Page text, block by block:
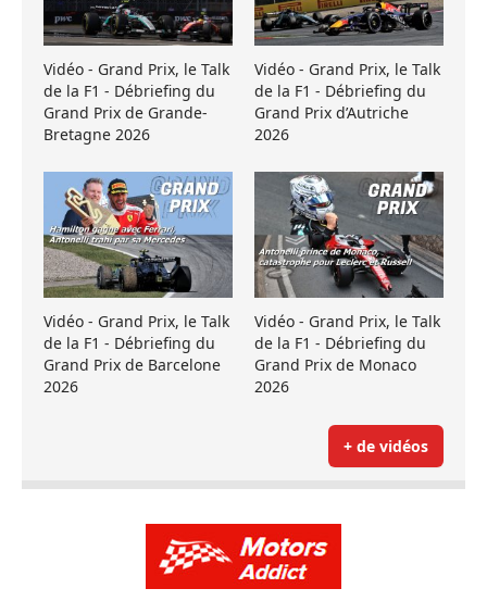
Vidéo - Grand Prix, le Talk
de la F1 - Débriefing du
Grand Prix de Grande-
Bretagne 2026
Vidéo - Grand Prix, le Talk
de la F1 - Débriefing du
Grand Prix d’Autriche
2026
Vidéo - Grand Prix, le Talk
de la F1 - Débriefing du
Grand Prix de Barcelone
2026
Vidéo - Grand Prix, le Talk
de la F1 - Débriefing du
Grand Prix de Monaco
2026
+ de vidéos